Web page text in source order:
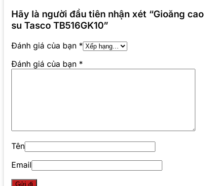
Hãy là người đầu tiên nhận xét “Gioăng cao
su Tasco TB516GK10”
Đánh giá của bạn *
Đánh giá của bạn *
Tên
Email